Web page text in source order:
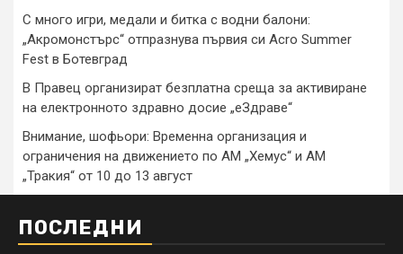
С много игри, медали и битка с водни балони:
„Акромонстърс“ отпразнува първия си Acro Summer
Fest в Ботевград
В Правец организират безплатна среща за активиране
на електронното здравно досие „еЗдраве“
Внимание, шофьори: Временна организация и
ограничения на движението по АМ „Хемус“ и АМ
„Тракия“ от 10 до 13 август
ПОСЛЕДНИ